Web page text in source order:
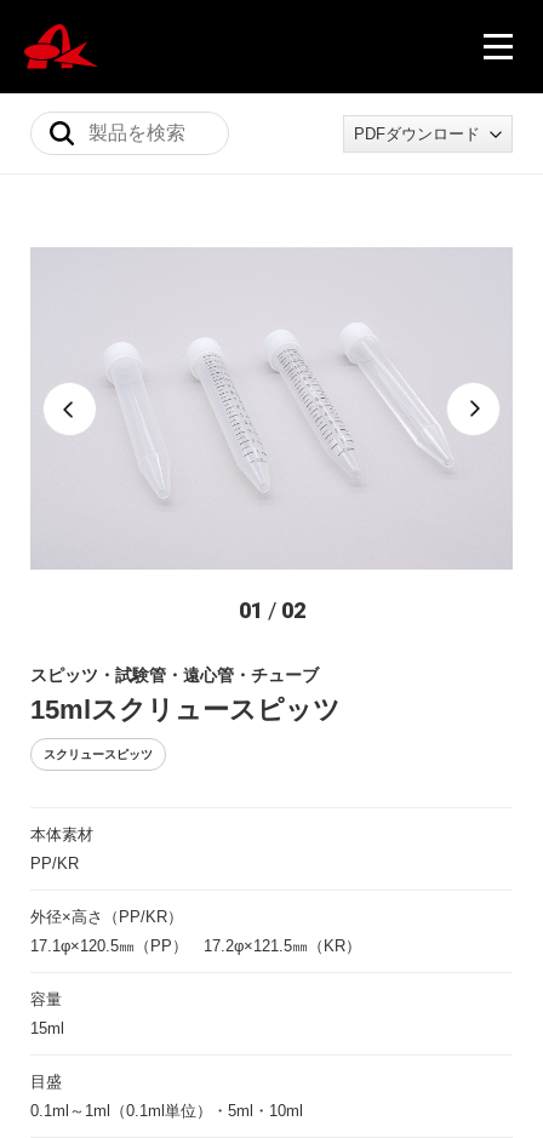
会社概要
© ASIAKIZAI Inc. All Rights Reserved.
PDFダウンロード
01 / 02
スピッツ・試験管・遠心管・チューブ
15mlスクリュースピッツ
スクリュースピッツ
本体素材
PP/KR
外径×高さ（PP/KR）
17.1φ×120.5㎜（PP） 17.2φ×121.5㎜（KR）
容量
15ml
目盛
0.1ml～1ml（0.1ml単位）・5ml・10ml